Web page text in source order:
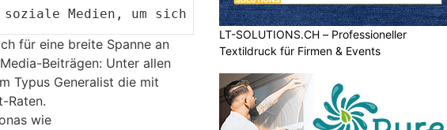
Medien, um sich zu einem breiten Spektrum von
für eine breite Spanne an
Beiträgen: Unter allen
Typus Generalist die mit
Raten.
wie
LT-SOLUTIONS.CH – Professioneller
Textildruck für Firmen & Events